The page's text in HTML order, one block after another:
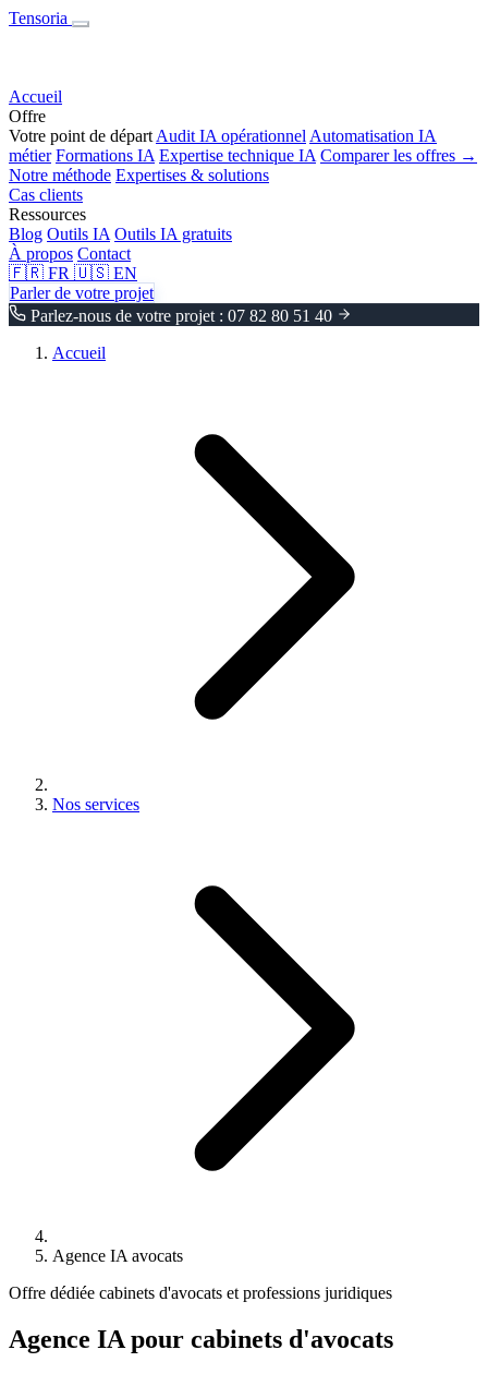
Tensoria
Accueil
Offre
Votre point de départ Audit IA opérationnel Automatisation IA
métier Formations IA Expertise technique IA Comparer les offres →
Notre méthode Expertises & solutions
Cas clients
Ressources
Blog Outils IA Outils IA gratuits
À propos Contact
🇫🇷 FR 🇺🇸 EN
Parler de votre projet
Parlez-nous de votre projet : 07 82 80 51 40
Accueil
Nos services
Agence IA avocats
Offre dédiée cabinets d'avocats et professions juridiques
Agence IA pour cabinets d'avocats